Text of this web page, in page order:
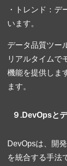
・トレンド：
います。
データ品質ツー
リアルタイムで
機能を提供しま
ます。
９.DevOpsと
DevOpsは、開
を統合する手法